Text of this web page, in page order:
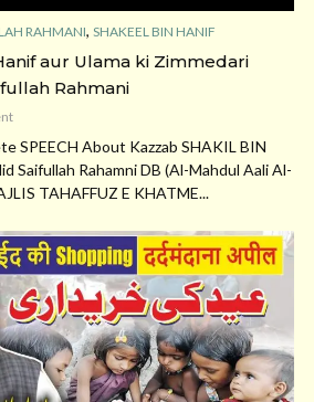
RAHMANI, SHAKEEL BIN HANIF
aur Ulama ki Zimmedari
Rahmani
SPEECH About Kazzab SHAKIL BIN
Saifullah Rahamni DB (Al-Mahdul Aali Al-
TAHAFFUZ E KHATME...